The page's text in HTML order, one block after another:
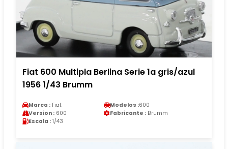
Fiat 600 Multipla Berlina Serie 1a gris/azul
1956 1/43 Brumm
Marca : Fiat Modelos :600
Version : 600 Fabricante : Brumm
Escala : 1/43